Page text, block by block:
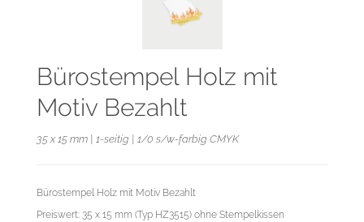
Bürostempel Holz mit
Motiv Bezahlt
35 x 15 mm | 1-seitig | 1/0 s/w-farbig CMYK
Bürostempel Holz mit Motiv Bezahlt
Preiswert: 35 x 15 mm (Typ HZ3515) ohne Stempelkissen